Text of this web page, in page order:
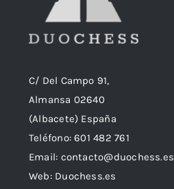
C/ Del Campo 91,
Almansa 02640
(Albacete) España
Teléfono:601 482 761
Email: contacto@duochess.es
Web: Duochess.es